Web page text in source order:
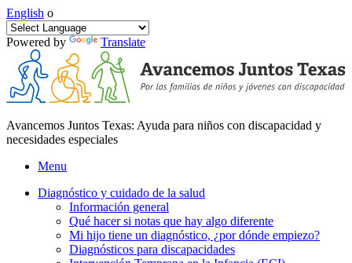
English o
Powered by Translate
Avancemos Juntos Texas: Ayuda para niños con discapacidad y
necesidades especiales
Menu
Diagnóstico y cuidado de la salud
Información general
Qué hacer si notas que hay algo diferente
Mi hijo tiene un diagnóstico, ¿por dónde empiezo?
Diagnósticos para discapacidades